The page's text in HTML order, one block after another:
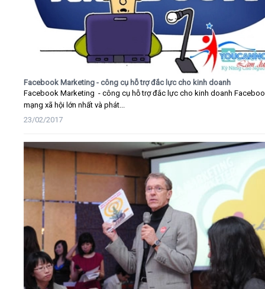
Facebook Marketing - công cụ hỗ trợ đắc lực cho kinh doanh
Facebook Marketing - công cụ hỗ trợ đắc lực cho kinh doanh
mạng xã hội lớn nhất và phát...
23/02/2017